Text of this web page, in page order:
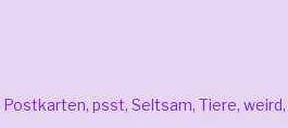
Postkarten, psst, Seltsam, Tiere, weird,